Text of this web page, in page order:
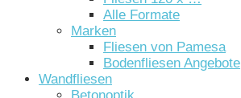
Alle Formate
Marken
Fliesen von Pamesa
Bodenfliesen Angebote
Wandfliesen